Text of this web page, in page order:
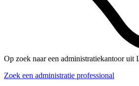
Op zoek naar een administratiekantoor uit
Zoek een administratie professional